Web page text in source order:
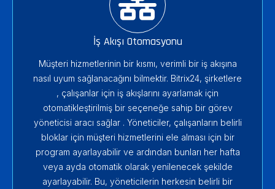
İş Akışı Otomasyonu
Müşteri hizmetlerinin bir kısmı, verimli bir iş akışına
nasıl uyum sağlanacağını bilmektir. Bitrix24, şirketlere
, çalışanlar için iş akışlarını ayarlamak için
otomatikleştirilmiş bir seçeneğe sahip bir görev
yöneticisi aracı sağlar . Yöneticiler, çalışanların belirli
bloklar için müşteri hizmetlerini ele alması için bir
program ayarlayabilir ve ardından bunları her hafta
veya ayda otomatik olarak yenilenecek şekilde
ayarlayabilir. Bu, yöneticilerin herkesin belirli bir